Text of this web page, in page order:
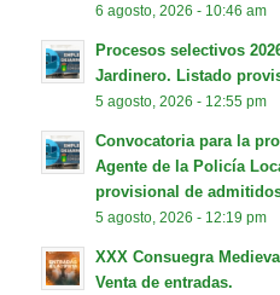
6 agosto, 2026 - 10:46 am
Procesos selectivos
Jardinero. Listado
5 agosto, 2026 - 12:55 pm
Convocatoria para la
Agente de la Policía
provisional de
5 agosto, 2026 - 12:19 pm
XXX Consuegra
Venta de entradas.